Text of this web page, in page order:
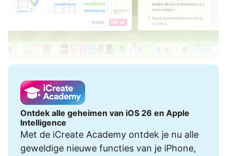
Ontdek alle geheimen van iOS 26 en Apple
Intelligence
Met de iCreate Academy ontdek je nu alle
geweldige nieuwe functies van je iPhone,